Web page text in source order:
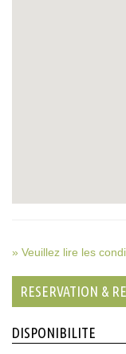
» Veuillez lire les
RESERVATION &
DISPONIBILITE